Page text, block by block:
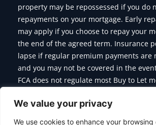
We value your privacy
We use cookies to enhance your browsing
property may be repossessed if you do
repayments on your mortgage. Early
may apply if you choose to repay your
the end of the agreed term. Insurance
lapse if regular premium payments are
and you may not be covered in the
FCA does not regulate most Buy to Let
the products we offer.